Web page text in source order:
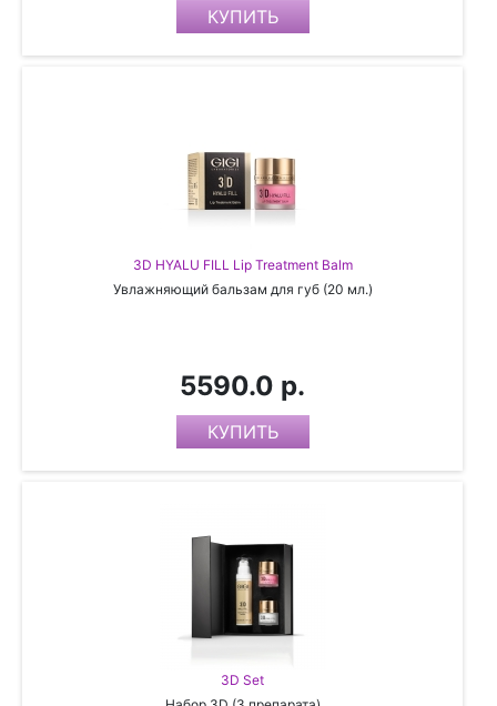
3D HYALU FILL Lip Treatment Balm
Увлажняющий бальзам для губ (20 мл.)
5590.0 р.
3D Set